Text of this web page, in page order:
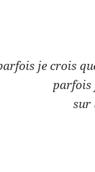
je crois
parfois
sur